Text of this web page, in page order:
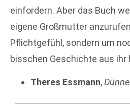
einfordern. Aber das Buch
eigene Großmutter
Pflichtgefühl, sondern um
bisschen Geschichte aus ihr
Theres Essmann,